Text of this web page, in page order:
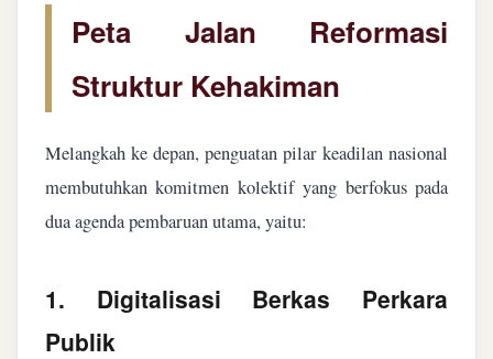
Peta Jalan Reformasi
Struktur Kehakiman
Melangkah ke depan, penguatan pilar keadilan nasional
membutuhkan komitmen kolektif yang berfokus pada
dua agenda pembaruan utama, yaitu:
1. Digitalisasi Berkas Perkara
Publik